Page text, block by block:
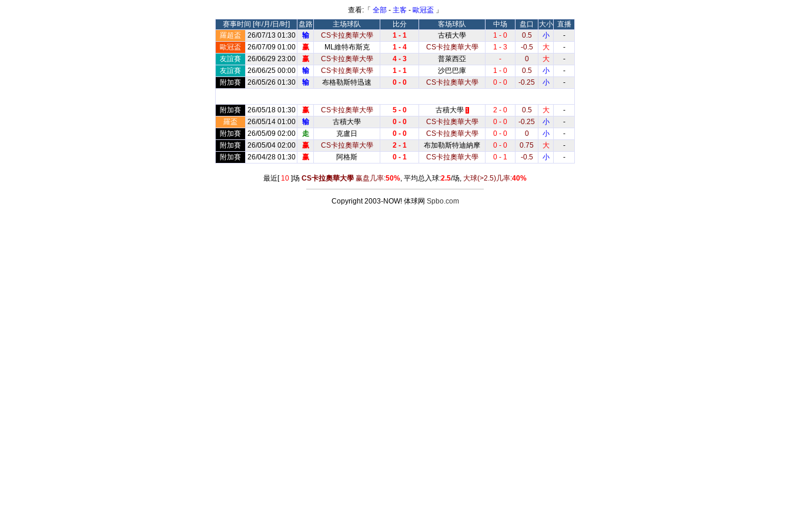
查看:「 全部- 主客- 歐冠盃 」
赛事时间 [年/月/日/时]
盘路 主场球队 比分 客场球队 中场 盘口 大小 直播
羅超盃
26/07/13 01:30 输 CS卡拉奧華大學 1 - 1 古積大學 1 - 0 0.5 小
-
歐冠盃
26/07/09 01:00 赢 ML維特布斯克 1 - 4 CS卡拉奧華大學 1 - 3 -0.5 大
-
友誼賽
26/06/29 23:00 赢 CS卡拉奧華大學 4 - 3 普萊西亞 - 0 大
-
友誼賽
26/06/25 00:00 输 CS卡拉奧華大學 1 - 1 沙巴巴庫 1 - 0 0.5 小
-
附加賽
26/05/26 01:30 输 布格勒斯特迅速 0 - 0 CS卡拉奧華大學 0 - 0 -0.25 小 -
附加賽 26/05/18 01:30 赢 CS卡拉奧華大學 5 - 0 古積大學 1 2 - 0 0.5 大
-
羅盃
26/05/14 01:00 输 古積大學 0 - 0 CS卡拉奧華大學 0 - 0 -0.25 小
-
附加賽
26/05/09 02:00 走 克盧日 0 - 0 CS卡拉奧華大學 0 - 0 0 小
-
附加賽
26/05/04 02:00 赢 CS卡拉奧華大學 2 - 1 布加勒斯特迪納摩 0 - 0 0.75 大
-
附加賽
26/04/28 01:30 赢 阿格斯 0 - 1 CS卡拉奧華大學 0 - 1 -0.5 小 -
最近[ 10 ]场 CS卡拉奧華大學 赢盘几率:50%, 平均总入球:2.5/场, 大球(>2.5)几率:40%
Copyright 2003-NOW! 体球网 Spbo.com